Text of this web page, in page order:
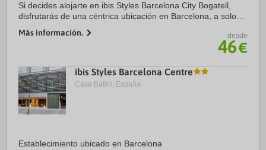
Si decides alojarte en ibis Styles Barcelona City Bogatell,
disfrutarás de una céntrica ubicación en Barcelona, a solo
Internacional de Barcelona y Sagrada ...
Más información. desde
46€
ibis Styles Barcelona Centre
Casa Batlló, España.
Establecimiento ubicado en Barcelona